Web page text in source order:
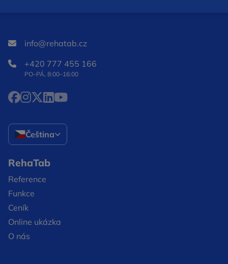
info@rehatab.cz
+420 777 455 166
PO–PÁ, 8:00–16:00
Facebook Otevře se v novém okně
Instagram Otevře se v novém okně
X Otevře se v novém okně
LinkedIn Otevře se v novém okně
YouTube Otevře se v novém okně
Čeština
RehaTab
Reference
Funkce
Ceník
Online ukázka
O nás